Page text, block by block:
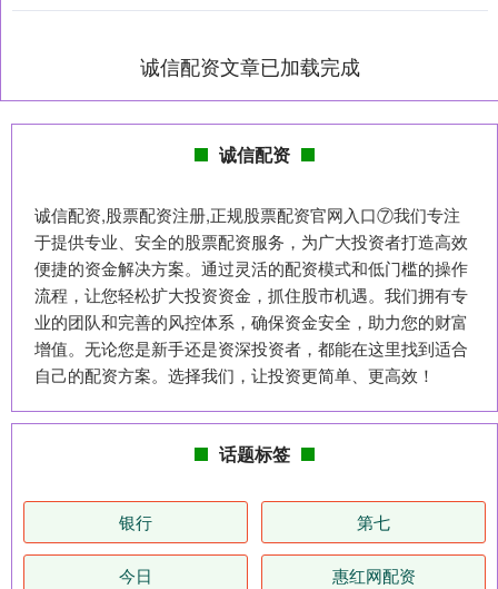
诚信配资文章已加载完成
诚信配资
诚信配资,股票配资注册,正规股票配资官网入口⑦我们专注
于提供专业、安全的股票配资服务，为广大投资者打造高效
便捷的资金解决方案。通过灵活的配资模式和低门槛的操作
流程，让您轻松扩大投资资金，抓住股市机遇。我们拥有专
业的团队和完善的风控体系，确保资金安全，助力您的财富
增值。无论您是新手还是资深投资者，都能在这里找到适合
自己的配资方案。选择我们，让投资更简单、更高效！
话题标签
银行 第七
今日 惠红网配资